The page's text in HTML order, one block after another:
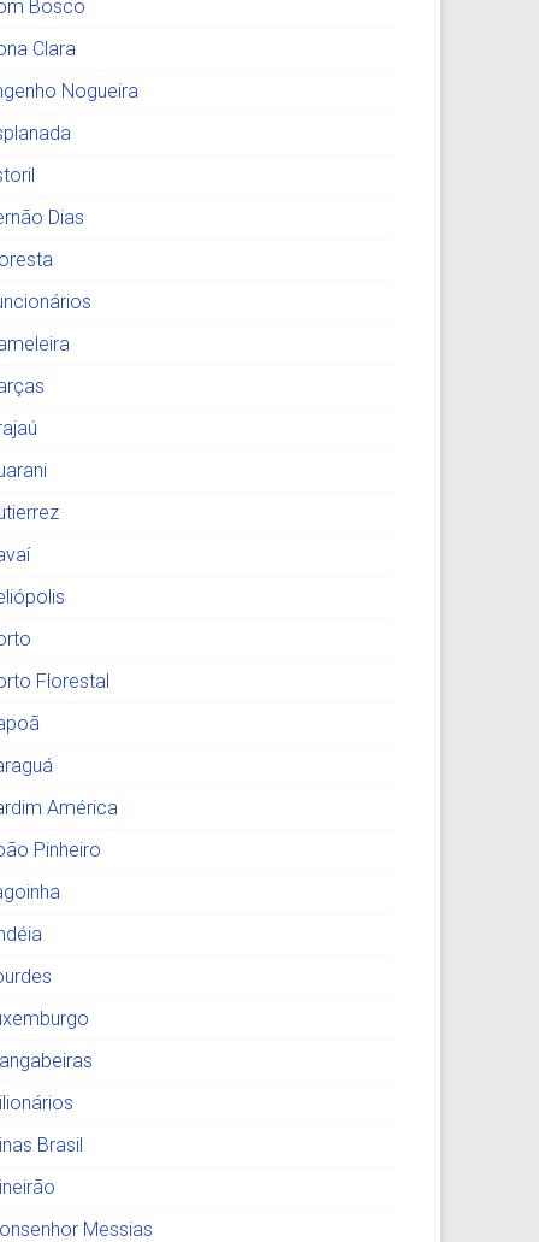
Bosco
Clara
Nogueira
Dias
Florestal
América
Pinheiro
Brasil
Messias